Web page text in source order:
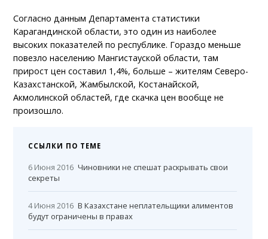
Согласно данным Департамента статистики
Карагандинской области, это один из наиболее
высоких показателей по республике. Гораздо меньше
повезло населению Мангистауской области, там
прирост цен составил 1,4%, больше – жителям Северо-
Казахстанской, Жамбылской, Костанайской,
Акмолинской областей, где скачка цен вообще не
произошло.
ССЫЛКИ ПО ТЕМЕ
6 Июня 2016 Чиновники не спешат раскрывать свои
секреты
4 Июня 2016 В Казахстане неплательщики алиментов
будут ограничены в правах